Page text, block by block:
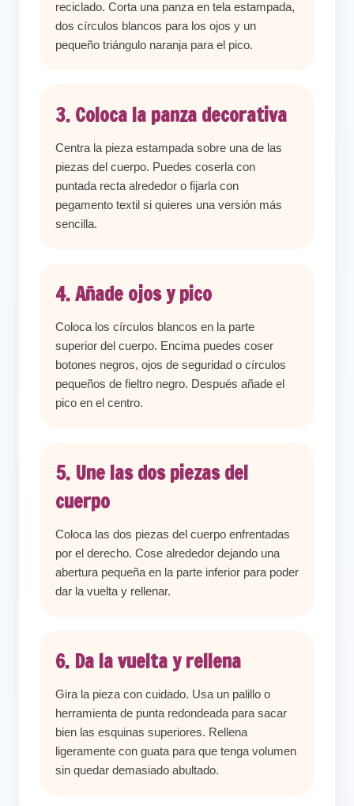
reciclado. Corta una panza en tela estampada,
dos círculos blancos para los ojos y un
pequeño triángulo naranja para el pico.
3. Coloca la panza decorativa
Centra la pieza estampada sobre una de las
piezas del cuerpo. Puedes coserla con
puntada recta alrededor o fijarla con
pegamento textil si quieres una versión más
sencilla.
4. Añade ojos y pico
Coloca los círculos blancos en la parte
superior del cuerpo. Encima puedes coser
botones negros, ojos de seguridad o círculos
pequeños de fieltro negro. Después añade el
pico en el centro.
5. Une las dos piezas del
cuerpo
Coloca las dos piezas del cuerpo enfrentadas
por el derecho. Cose alrededor dejando una
abertura pequeña en la parte inferior para poder
dar la vuelta y rellenar.
6. Da la vuelta y rellena
Gira la pieza con cuidado. Usa un palillo o
herramienta de punta redondeada para sacar
bien las esquinas superiores. Rellena
ligeramente con guata para que tenga volumen
sin quedar demasiado abultado.